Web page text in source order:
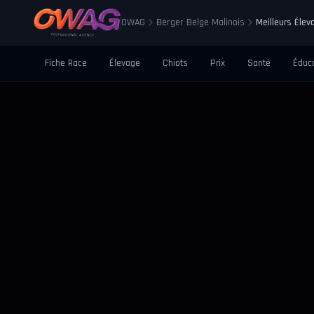
OWAG Berger Belge Malinois Meilleurs
Fiche Race Élevage Chiots Prix Santé